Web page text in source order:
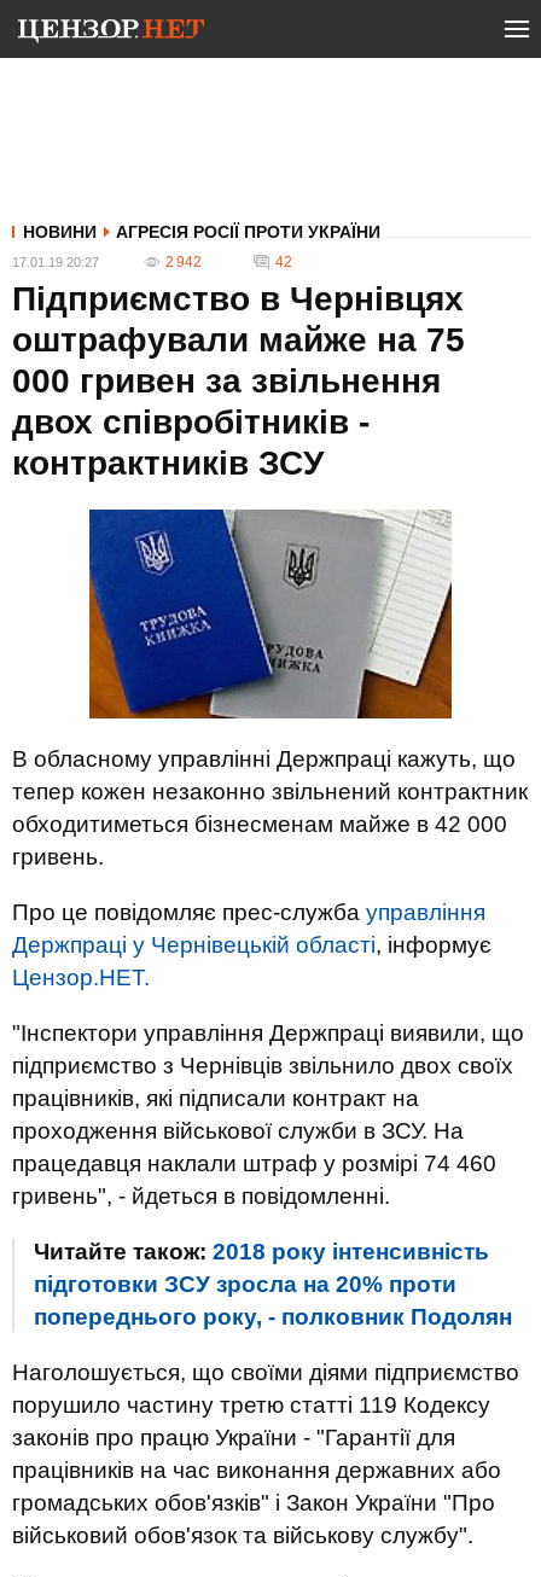
НОВИНИ АГРЕСІЯ РОСІЇ ПРОТИ УКРАЇНИ
17.01.19 20:27 2 942 42
Підприємство в Чернівцях
оштрафували майже на 75
000 гривен за звільнення
двох співробітників -
контрактників ЗСУ
В обласному управлінні Держпраці кажуть, що
тепер кожен незаконно звільнений контрактник
обходитиметься бізнесменам майже в 42 000
гривень.
Про це повідомляє прес-служба управління
Держпраці у Чернівецькій області, інформує
Цензор.НЕТ.
"Інспектори управління Держпраці виявили, що
підприємство з Чернівців звільнило двох своїх
працівників, які підписали контракт на
проходження військової служби в ЗСУ. На
працедавця наклали штраф у розмірі 74 460
гривень", - йдеться в повідомленні.
Читайте також: 2018 року інтенсивність
підготовки ЗСУ зросла на 20% проти
попереднього року, - полковник Подолян
Наголошується, що своїми діями підприємство
порушило частину третю статті 119 Кодексу
законів про працю України - "Гарантії для
працівників на час виконання державних або
громадських обов'язків" і Закон України "Про
військовий обов'язок та військову службу".